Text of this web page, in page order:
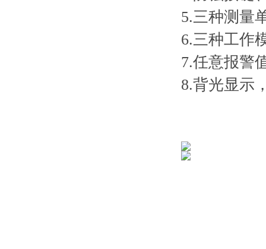
5.三种测量
6.三种工作模
7.任意报警值
8.背光显示